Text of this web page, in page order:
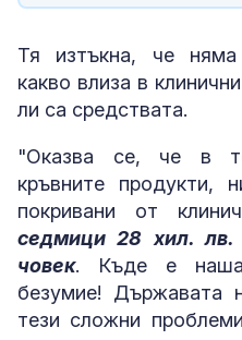
Тя изтъкна, че няма
какво влиза в
ли са средствата.
"Оказва се, че в
кръвните продукти,
покривани от
седмици 28 хил.
човек. Къде е
безумие! Държавата
тези сложни